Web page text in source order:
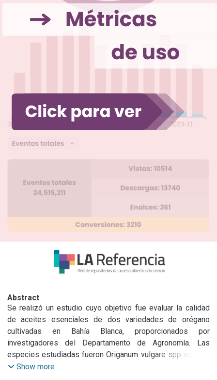
Abstract
Se realizó un estudio cuyo objetivo fue evaluar la calidad
de aceites esenciales de dos variedades de orégano
cultivadas en Bahía Blanca, proporcionados por
investigadores del Departamento de Agronomía. Las
especies estudiadas fueron Origanum vulgare spp vulgare,
denominado Don Bastías, y un híbrido, el ecotipo
Show more